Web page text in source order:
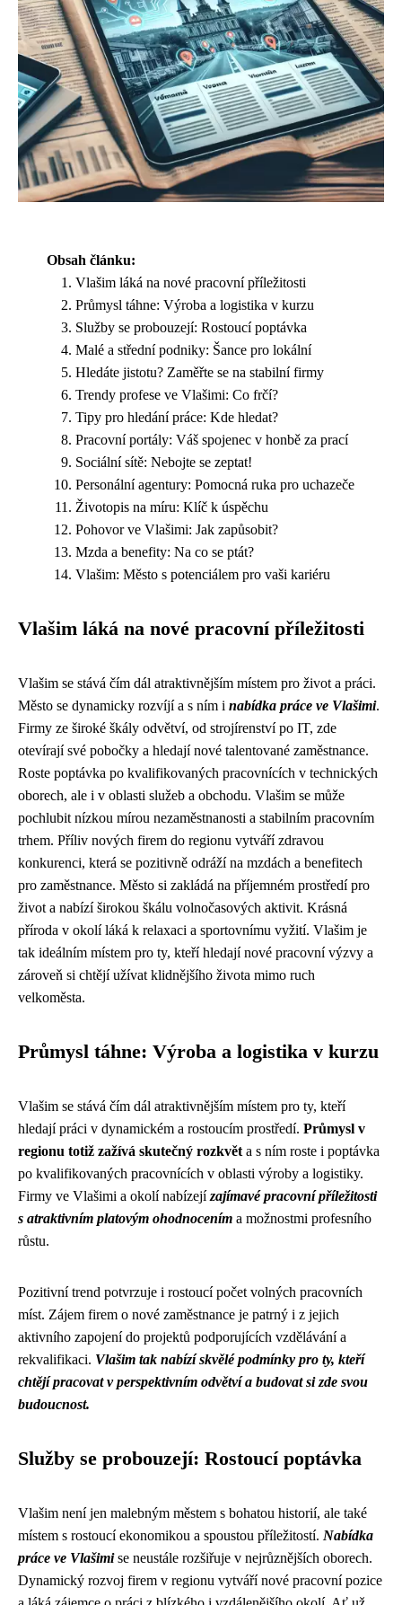
Obsah článku:
Vlašim láká na nové pracovní příležitosti
Průmysl táhne: Výroba a logistika v kurzu
Služby se probouzejí: Rostoucí poptávka
Malé a střední podniky: Šance pro lokální
Hledáte jistotu? Zaměřte se na stabilní firmy
Trendy profese ve Vlašimi: Co frčí?
Tipy pro hledání práce: Kde hledat?
Pracovní portály: Váš spojenec v honbě za prací
Sociální sítě: Nebojte se zeptat!
Personální agentury: Pomocná ruka pro uchazeče
Životopis na míru: Klíč k úspěchu
Pohovor ve Vlašimi: Jak zapůsobit?
Mzda a benefity: Na co se ptát?
Vlašim: Město s potenciálem pro vaši kariéru
Vlašim láká na nové pracovní příležitosti
Vlašim se stává čím dál atraktivnějším místem pro život a práci.
Město se dynamicky rozvíjí a s ním i nabídka práce ve Vlašimi.
Firmy ze široké škály odvětví, od strojírenství po IT, zde
otevírají své pobočky a hledají nové talentované zaměstnance.
Roste poptávka po kvalifikovaných pracovnících v technických
oborech, ale i v oblasti služeb a obchodu. Vlašim se může
pochlubit nízkou mírou nezaměstnanosti a stabilním pracovním
trhem. Příliv nových firem do regionu vytváří zdravou
konkurenci, která se pozitivně odráží na mzdách a benefitech
pro zaměstnance. Město si zakládá na příjemném prostředí pro
život a nabízí širokou škálu volnočasových aktivit. Krásná
příroda v okolí láká k relaxaci a sportovnímu vyžití. Vlašim je
tak ideálním místem pro ty, kteří hledají nové pracovní výzvy a
zároveň si chtějí užívat klidnějšího života mimo ruch
velkoměsta.
Průmysl táhne: Výroba a logistika v kurzu
Vlašim se stává čím dál atraktivnějším místem pro ty, kteří
hledají práci v dynamickém a rostoucím prostředí. Průmysl v
regionu totiž zažívá skutečný rozkvět a s ním roste i poptávka
po kvalifikovaných pracovnících v oblasti výroby a logistiky.
Firmy ve Vlašimi a okolí nabízejízajímavé pracovní příležitosti
s atraktivním platovým ohodnocením a možnostmi profesního
růstu.
Pozitivní trend potvrzuje i rostoucí počet volných pracovních
míst. Zájem firem o nové zaměstnance je patrný i z jejich
aktivního zapojení do projektů podporujících vzdělávání a
rekvalifikaci. Vlašim tak nabízí skvělé podmínky pro ty, kteří
chtějí pracovat v perspektivním odvětví a budovat si zde svou
budoucnost.
Služby se probouzejí: Rostoucí poptávka
Vlašim není jen malebným městem s bohatou historií, ale také
místem s rostoucí ekonomikou a spoustou příležitostí. Nabídka
práce ve Vlašimise neustále rozšiřuje v nejrůznějších oborech.
Dynamický rozvoj firem v regionu vytváří nové pracovní pozice